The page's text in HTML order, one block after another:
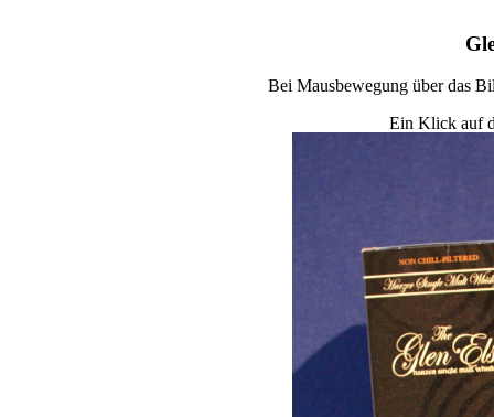
Bei Mausbewegung über das
Ein Klick auf